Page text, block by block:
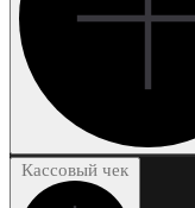
Кассовый чек